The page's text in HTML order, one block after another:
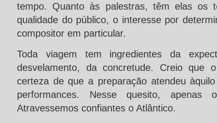
tempo. Quanto às palestras, têm elas os
qualidade do público, o interesse por
compositor em particular.
Toda viagem tem ingredientes da
desvelamento, da concretude. Creio que
certeza de que a preparação atendeu
performances. Nesse quesito, apenas
Atravessemos confiantes o Atlântico.